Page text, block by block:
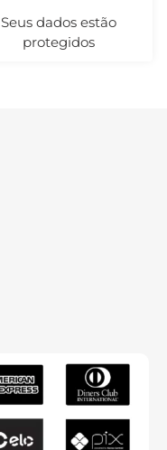
Seus dados estão
protegidos